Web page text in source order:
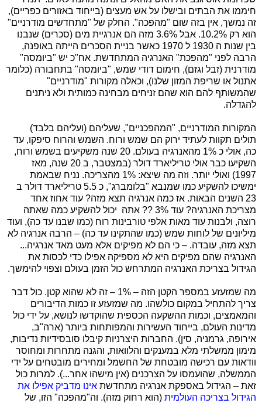
חיממו את הבתים ובישלו על אש מעצים (בייחוד באזורים כפריים),
זה נמשך, אין בזה שום "מהפכה". החלק של "מתחדשים מודרניים"
הוא רק 10.2%. אבל 3.6% מזה הם אנרגיית מים (סכרים) שנבנו
בין שנות ה 1930 ל 1970 כאשר בניית הסכרים הייתה באופנה,
הרבה לפני "מהפכת" האנרגיה המתחדשת. אח"כ יש "ביומסה"
מודרנית (זבל וגזם), חימום דודי שמש, "ביומסה" בתחבורה (כלומר
אתנול או שריפת המזון שלנו), וכאלה מקורות "מודרניים"
שהמשותף להם הוא שהם זניחים מבחינה כמותית ולא ניתנים
להגדלה.
המקורות המודרניים, "המהפכניים", שעליהם (ועליהם בלבד)
תולים תקוות לעתיד ירוק הם שמש ורוח. השמש והרוח סיפקו, עד
כה, אולי כ 1% מהאנרגיה בעולם. 20 שנה משקיעים בשמש ורוח,
השקיעו כבר אולי טריליארד דולר (במצטבר, ב 20 שנה, מאז
1997) ואולי יותר. וזה מה שיצא: 1% מהצריכה. נניח שבאמת
ימשיכו להשקיע כמו שמנבא "בלומברג", כ 5.5 טריליארד דולר ב
23 השנים הבאות. אז כמה אנרגיה תצא מזה? עוד אחוז אחד
מצריכת האנרגיה? עוד 3% ?? אתה יכול להשקיע כמה שאתה
רוצה, ולבנות עוד מאות אלפי טורבינות רוח (כמו שבנו עד כה), ועוד
מיליונים של לוחות שמש (כמו שהתקינו עד כה) – הרבה אנרגיה לא
תצא מזה, עובדה. – כי הם לא מפיקים אלא מעט מאד אנרגיה...
האנרגיה שהם מפיקים היא לא מספיקה אפילו כדי לכסות את
הגידול בצריכת האנרגיה המתרחש כול הזמן בעולם וצפוי להימשך.
מה שמזעזע במספר הקטן הזה – 1% – זה לא שהוא קטן. כול דבר
צריך להתחיל במקום כולשהו. מה שמזעזע זו כמות הדיבורים
והמאמצים, וכמות ההשקעה הכספית שהוקדשו לנושא, על ידי כול
מדינות העולם, בייחוד העשירות והמפותחות ביותר (ארה"ב,
אירופה, גרמניה, סין). החברות היצרניות קיבלו סובסידיות נדיבות,
מימון ממשלתי מלא במענקים והלוואות, והגנה מתחרות ומחוסר
וודאות עם רכישה מובטחת של החשמל ומחירים מובטחים על ידי
הממשלה, שהועמסו על הצרכנים (אין מישהו אחר...). למרות כול
זאת – הגידול באספקת אנרגיה מתחדשת אינו מדביק אפילו את
הגידול בצריכה העולמית (הוא רחוק מזה). וה"מהפכה" הזו, של